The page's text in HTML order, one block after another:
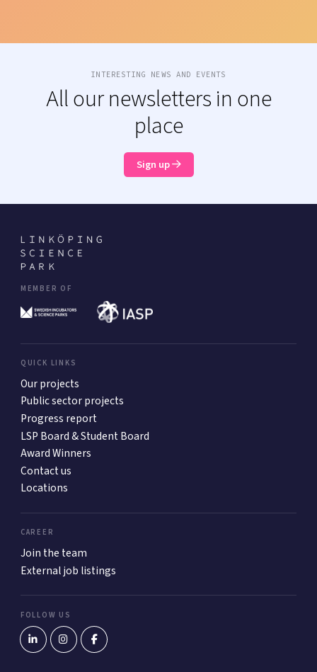
INTERESTING NEWS AND EVENTS
All our newsletters in one
place
Sign up
MEMBER OF
QUICK LINKS
Our projects
Public sector projects
Progress report
LSP Board & Student Board
Award Winners
Contact us
Locations
CAREER
Join the team
External job listings
FOLLOW US